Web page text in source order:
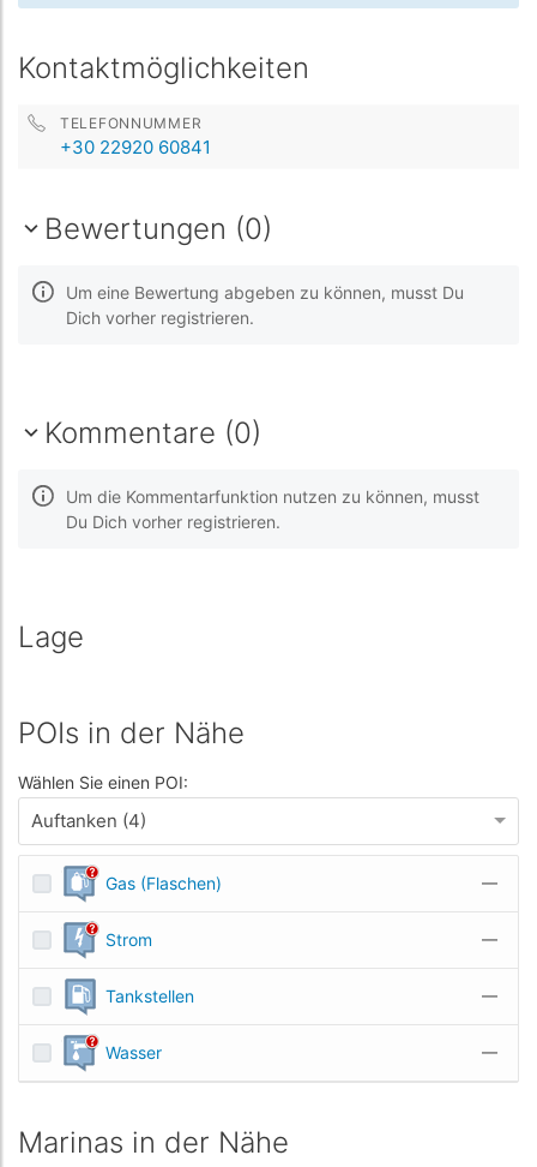
Kontaktmöglichkeiten
TELEFONNUMMER
+30 22920 60841
Bewertungen (0)
Um eine Bewertung abgeben zu können, musst Du
Dich vorher registrieren.
Kommentare (0)
Um die Kommentarfunktion nutzen zu können, musst
Du Dich vorher registrieren.
Lage
POIs in der Nähe
Wählen Sie einen POI:
Auftanken (4)
Gas (Flaschen) —
Strom —
Tankstellen —
Wasser —
Marinas in der Nähe